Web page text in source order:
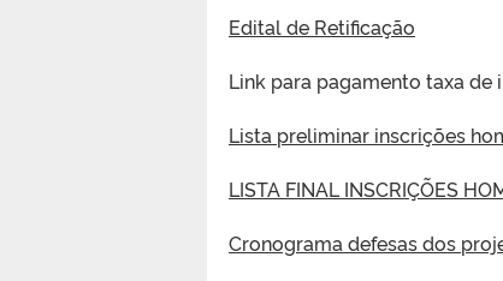
Edital de Retificação
Link para pagamento taxa de
Lista preliminar inscrições
LISTA FINAL INSCRIÇÕES
Cronograma defesas dos